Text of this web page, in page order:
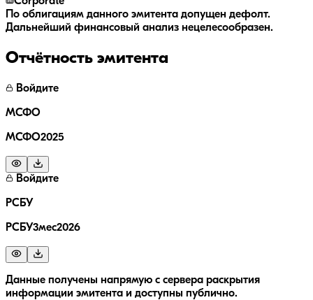
По облигациям данного эмитента допущен дефолт.
Дальнейший финансовый анализ нецелесообразен.
Отчётность эмитента
Войдите
МСФО
МСФО2025
Войдите
РСБУ
РСБУ3мес2026
Данные получены напрямую с сервера раскрытия
информации эмитента и доступны публично.